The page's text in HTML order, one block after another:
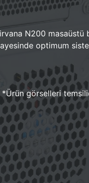
N200 masaüstü
optimum
*Ürün görselleri